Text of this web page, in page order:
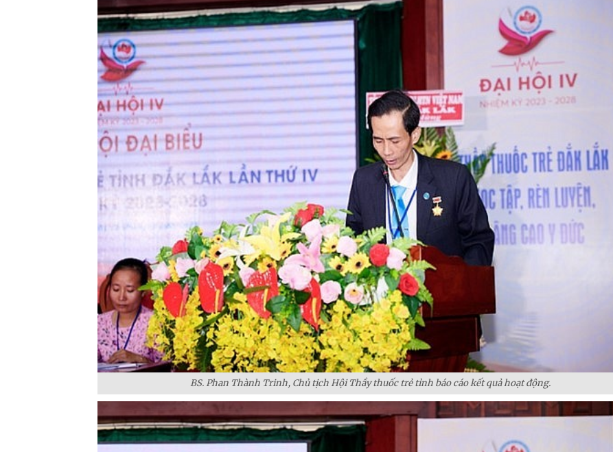
BS. Phan Thành Trinh, Chủ tịch Hội Thầy thuốc trẻ tỉnh báo cáo kết quả hoạt động.